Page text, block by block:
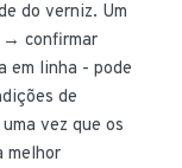
do verniz. Um
→ confirmar
em linha - pode
de
vez que os
melhor